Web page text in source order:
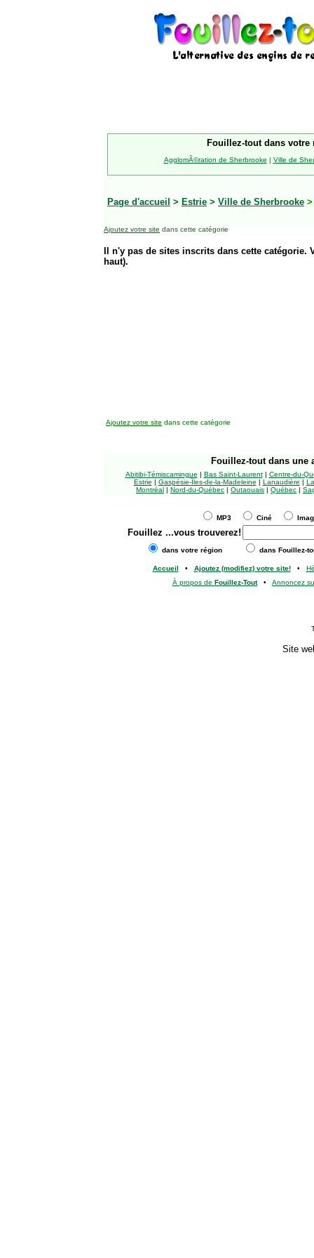
Fouillez-tout dans votre
AgglomÃ©ration de Sherbrooke | Ville de
Page d'accueil > Estrie > Ville de Sherbrooke
Ajoutez votre site dans cette catégorie
Il n'y pas de sites inscrits dans cette
haut).
Ajoutez votre site dans cette catégorie
Fouillez-tout dans une
Abitibi-Témiscamingue | Bas Saint-Laurent| Centre-du-
Estrie | Gaspésie-Îles-de-la-Madeleine | Lanaudière |
Montréal | Nord-du-Québec | Outaouais | Québec |
MP3 Ciné
Fouillez ...vous trouverez!
dans votre région dans Fouillez-
Accueil • Ajoutez (modifiez) votre site!•
À propos de Fouillez-Tout• Annoncez
Site